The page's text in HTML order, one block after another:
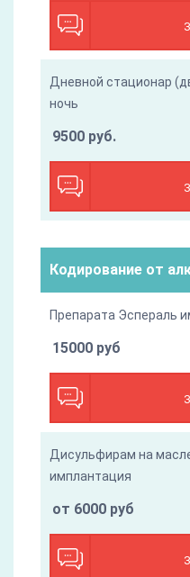
Дневной стационар
ночь
9500 руб.
Кодирование от
Препарата Эспераль
15000 руб
Дисульфирам на
имплантация
от 6000 руб